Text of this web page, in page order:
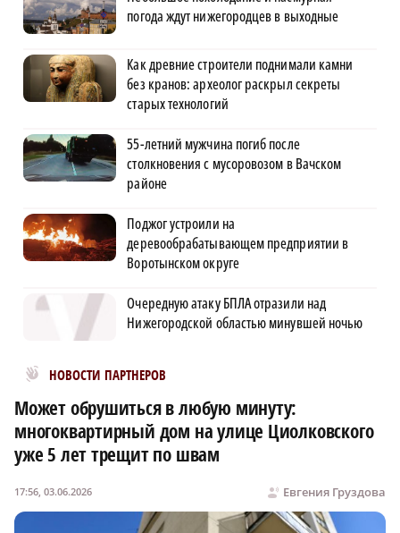
погода ждут нижегородцев в выходные
Как древние строители поднимали камни
без кранов: археолог раскрыл секреты
старых технологий
55-летний мужчина погиб после
столкновения с мусоровозом в Вачском
районе
Поджог устроили на
деревообрабатывающем предприятии в
Воротынском округе
Очередную атаку БПЛА отразили над
Нижегородской областью минувшей ночью
НОВОСТИ ПАРТНЕРОВ
Новости МирТесен
Может обрушиться в любую минуту:
многоквартирный дом на улице Циолковского
уже 5 лет трещит по швам
Евгения Груздова
17:56, 03.06.2026